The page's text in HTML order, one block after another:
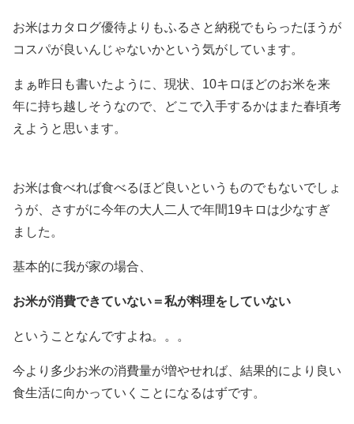
お米はカタログ優待よりもふるさと納税でもらったほうが
コスパが良いんじゃないかという気がしています。
まぁ昨日も書いたように、現状、10キロほどのお米を来
年に持ち越しそうなので、どこで入手するかはまた春頃考
えようと思います。
お米は食べれば食べるほど良いというものでもないでしょ
うが、さすがに今年の大人二人で年間19キロは少なすぎ
ました。
基本的に我が家の場合、
お米が消費できていない＝私が料理をしていない
ということなんですよね。。。
今より多少お米の消費量が増やせれば、結果的により良い
食生活に向かっていくことになるはずです。